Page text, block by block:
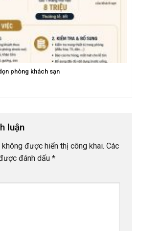
phòng khách sạn
luận
được hiển thị công khai. Các
đánh dấu *